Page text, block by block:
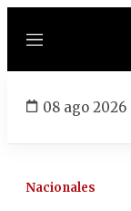
Menú
08 ago 2026
Nacionales